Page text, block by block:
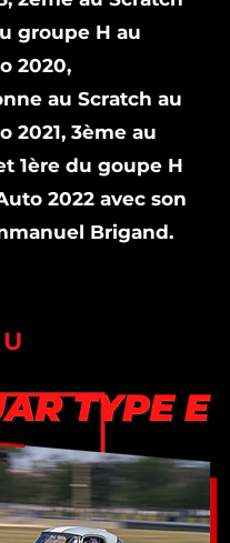
groupe H au
2020,
au Scratch au
2021, 3ème au
1ère du goupe H
2022 avec son
Brigand.